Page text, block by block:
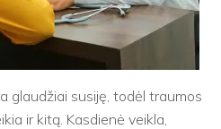
glaudžiai susiję, todėl traumos
ir kitą. Kasdienė veikla,